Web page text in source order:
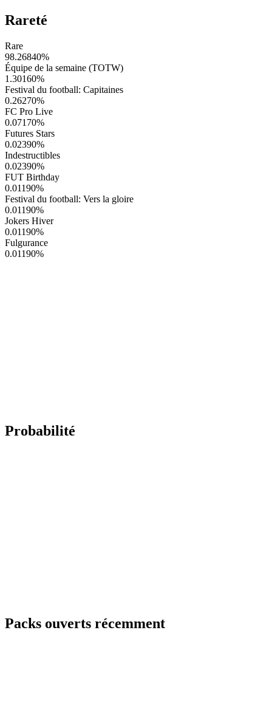
Rareté
Rare
98.26840%
Équipe de la semaine (TOTW)
1.30160%
Festival du football: Capitaines
0.26270%
FC Pro Live
0.07170%
Futures Stars
0.02390%
Indestructibles
0.02390%
FUT Birthday
0.01190%
Festival du football: Vers la gloire
0.01190%
Jokers Hiver
0.01190%
Fulgurance
0.01190%
Probabilité
Packs ouverts récemment